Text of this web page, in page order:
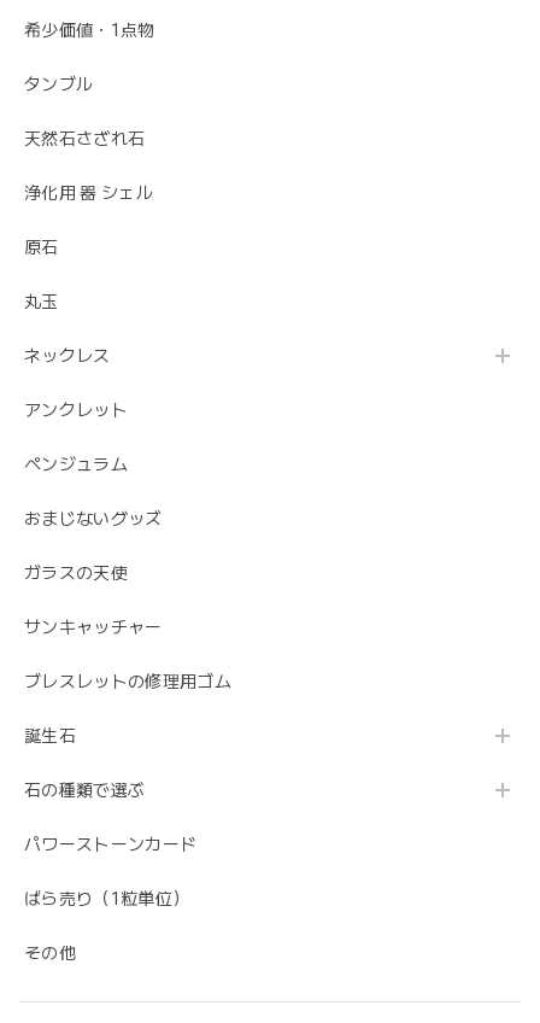
希少価値・1点物
タンブル
天然石さざれ石
浄化用 器 シェル
原石
丸玉
ネックレス
アンクレット
ペンジュラム
おまじないグッズ
ガラスの天使
サンキャッチャー
ブレスレットの修理用ゴム
誕生石
石の種類で選ぶ
パワーストーンカード
ばら売り（1粒単位）
その他